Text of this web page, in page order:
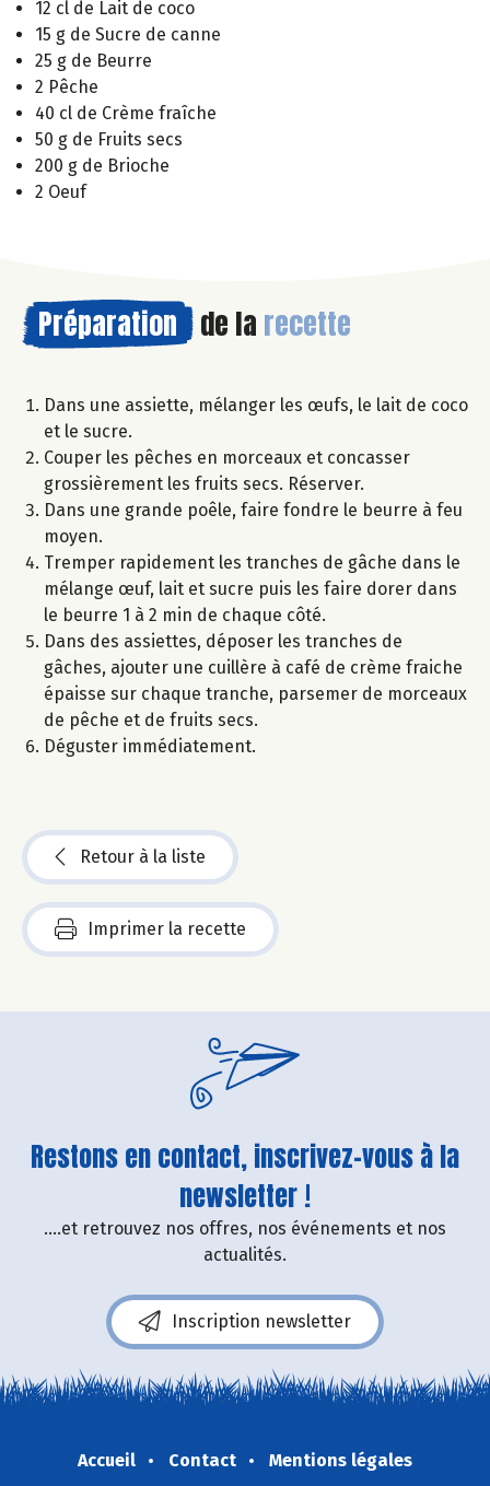
12 cl de Lait de coco
15 g de Sucre de canne
25 g de Beurre
2 Pêche
40 cl de Crème fraîche
50 g de Fruits secs
200 g de Brioche
2 Oeuf
Préparation de la recette
Dans une assiette, mélanger les œufs, le lait de coco
et le sucre.
Couper les pêches en morceaux et concasser
grossièrement les fruits secs. Réserver.
Dans une grande poêle, faire fondre le beurre à feu
moyen.
Tremper rapidement les tranches de gâche dans le
mélange œuf, lait et sucre puis les faire dorer dans
le beurre 1 à 2 min de chaque côté.
Dans des assiettes, déposer les tranches de
gâches, ajouter une cuillère à café de crème fraiche
épaisse sur chaque tranche, parsemer de morceaux
de pêche et de fruits secs.
Déguster immédiatement.
Retour à la liste
Imprimer la recette
Restons en contact, inscrivez-vous à la
newsletter !
....et retrouvez nos offres, nos événements et nos
actualités.
Inscription newsletter
Accueil Contact
Mentions légales